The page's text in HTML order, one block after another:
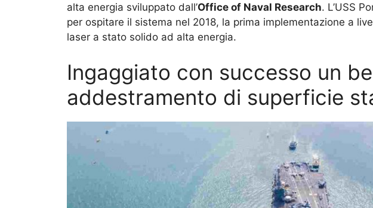
alta energia sviluppato dall’Office of Naval Research. L’USS
per ospitare il sistema nel 2018, la prima implementazione a
laser a stato solido ad alta energia.
Ingaggiato con successo un
addestramento di superficie